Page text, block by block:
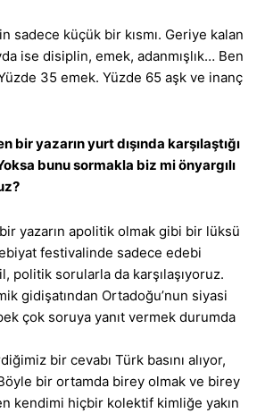
sadece küçük bir kısmı. Geriye kalan
ise disiplin, emek, adanmışlık… Ben
35 emek. Yüzde 65 aşk ve inanç
bir yazarın yurt dışında karşılaştığı
bunu sormakla biz mi önyargılı
yazarın apolitik olmak gibi bir lüksü
festivalinde sadece edebi
politik sorularla da karşılaşıyoruz.
gidişatından Ortadoğu’nun siyasi
çok soruya yanıt vermek durumda
bir cevabı Türk basını alıyor,
bir ortamda birey olmak ve birey
kendimi hiçbir kolektif kimliğe yakın